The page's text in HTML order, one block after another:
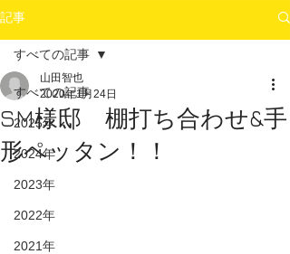
記事
すべての記事
2025年
2024年
2023年
2022年
2021年
すべての記事
SM様邸 棚打ち合わせ&手
形ペッタン！！
山田智也
2020年1月24日